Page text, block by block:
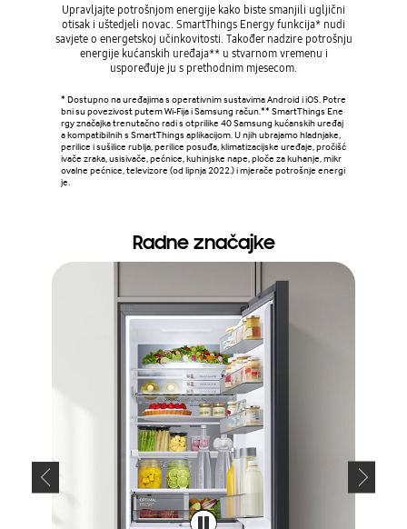
Upravljajte potrošnjom energije kako biste smanjili ugljični
otisak i uštedjeli novac. SmartThings Energy funkcija* nudi
savjete o energetskoj učinkovitosti. Također nadzire potrošnju
energije kućanskih uređaja** u stvarnom vremenu i
uspoređuje ju s prethodnim mjesecom.
* Dostupno na uređajima s operativnim sustavima Android i iOS. Potre
bni su povezivost putem Wi-Fija i Samsung račun.** SmartThings Ene
rgy značajka trenutačno radi s otprilike 40 Samsung kućanskih uređaj
a kompatibilnih s SmartThings aplikacijom. U njih ubrajamo hladnjake,
perilice i sušilice rublja, perilice posuđa, klimatizacijske uređaje, pročišć
ivače zraka, usisivače, pećnice, kuhinjske nape, ploče za kuhanje, mikr
ovalne pećnice, televizore (od lipnja 2022.) i mjerače potrošnje energi
je.
Radne značajke